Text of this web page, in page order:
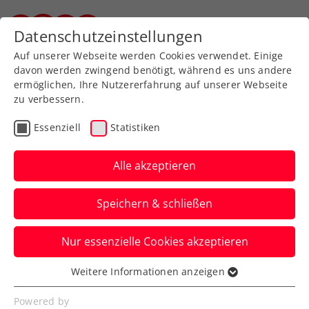
Zurück zur Newsübersicht
Turniere
Krönung verpasst: Ofner
verliert auf Mallorca 1.
ATP-Finale
Österreichs aktuelle Nummer eins muss
trotz starker Turnierwoche auf den ersten
ATP-Titel noch warten.
Verfasst von: Presseaussendung / Redaktion, 29.06.2024
Datenschutzeinstellungen
Auf unserer Webseite werden Cookies verwendet. Einige
davon werden zwingend benötigt, während es uns andere
ermöglichen, Ihre Nutzererfahrung auf unserer Webseite
zu verbessern.
Essenziell Statistiken
Alle akzeptieren
Speichern & schließen
Nur essenzielle Cookies akzeptieren
Essenziell
Essenzielle Cookies werden für grundlegende
Weitere Informationen anzeigen
Powered by